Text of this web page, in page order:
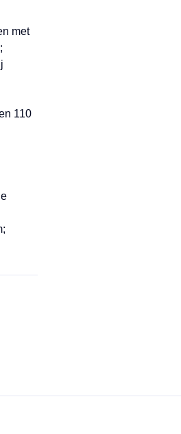
met
110